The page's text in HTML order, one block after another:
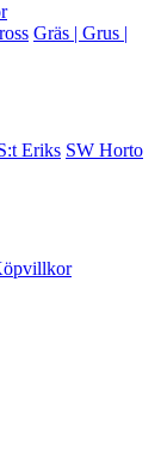
Gräs | Grus |
Eriks SW Horto